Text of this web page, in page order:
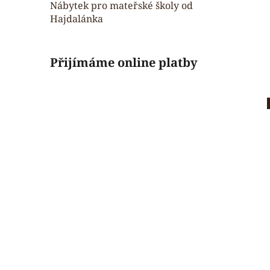
Nábytek pro mateřské školy od
Hajdalánka
Přijímáme online platby